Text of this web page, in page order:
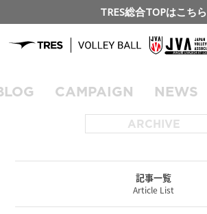
TRES総合TOPはこちら
CAMPAIGN NEWS
ARCHIVE
記事一覧
Article List